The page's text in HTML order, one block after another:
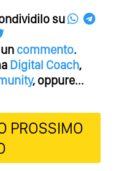
su
commento.
Digital Coach,
, oppure...
PROSSIMO